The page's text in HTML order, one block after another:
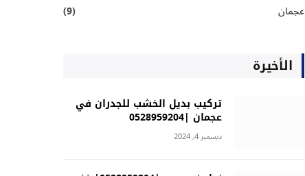
عجمان
(9)
الأخيرة
تركيب بديل الخشب للجدران في
عجمان |0528959204
ديسمبر 4, 2024